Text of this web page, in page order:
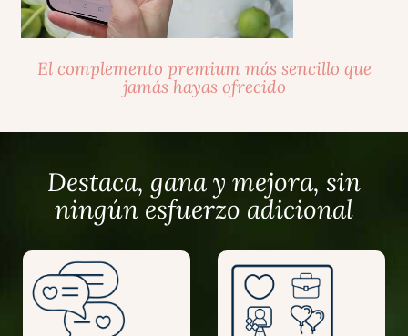
El complemento premium más sencillo que
jamás hayas ofrecido
Destaca, gana y mejora, sin
ningún esfuerzo adicional